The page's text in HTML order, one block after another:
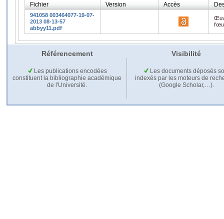
Fichier Version Accès
941058 003464077-19-07-
2013 08-13-57
abbyy11.pdf
Référencement Visibilité
Les publications encodées
constituent la bibliographie académique
de l'Université.
Les documents déposés
indexés par les moteurs de
(Google Scholar,…).